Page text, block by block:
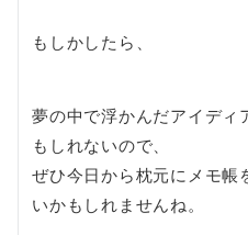
もしかしたら、
夢の中で浮かんだアイディ
もしれないので、
ぜひ今日から枕元にメモ帳
いかもしれませんね。